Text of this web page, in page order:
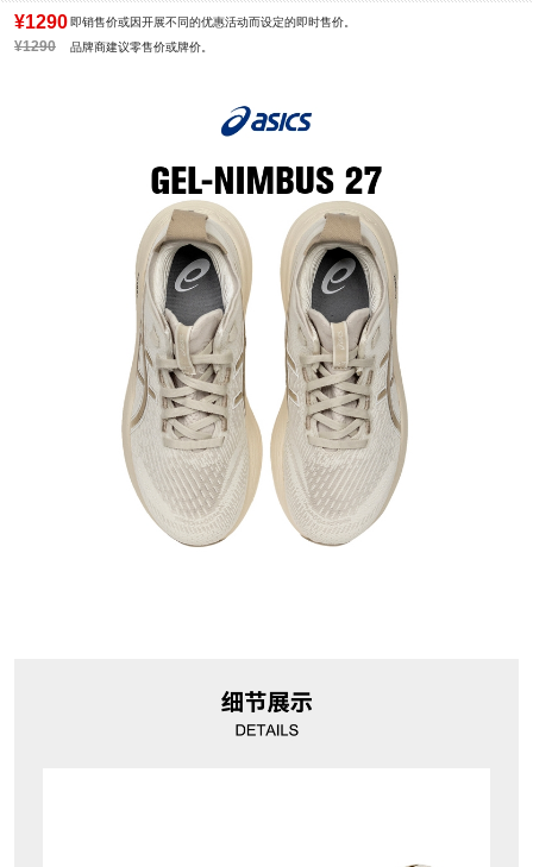
¥1290 即销售价或因开展不同的优惠活动而设定的即时售价。
¥1290 品牌商建议零售价或牌价。